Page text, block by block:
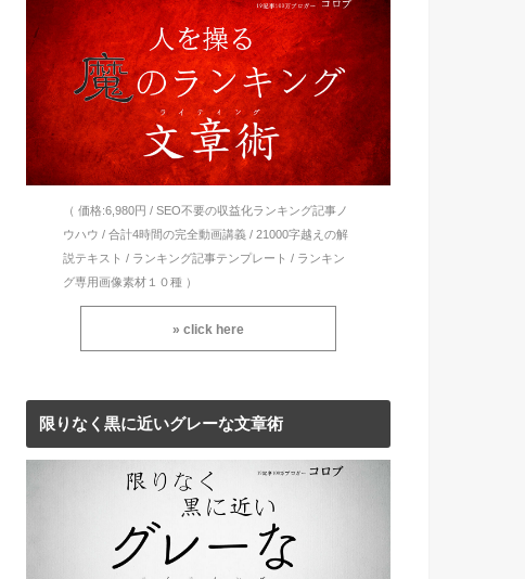
（ 価格:6,980円 / SEO不要の収益化ランキング記事ノ
ウハウ / 合計4時間の完全動画講義 / 21000字越えの解
説テキスト / ランキング記事テンプレート / ランキン
グ専用画像素材１０種 ）
» click here
限りなく黒に近いグレーな文章術